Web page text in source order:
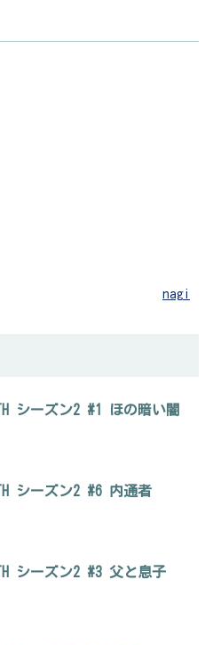
nagi
シーズン2 #1 ほの暗い闇
シーズン2 #6 内通者
シーズン2 #3 父と息子